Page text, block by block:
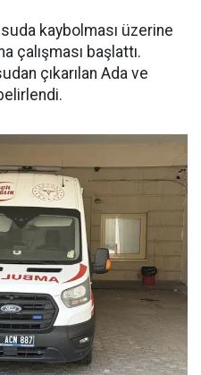
kaybolması üzerine
çalışması başlattı.
çıkarılan Ada ve